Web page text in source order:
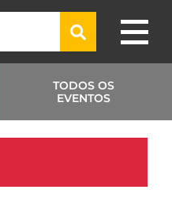
TODOS OS
EVENTOS